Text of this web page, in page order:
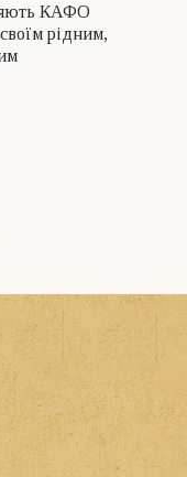
КАФО
рідним,